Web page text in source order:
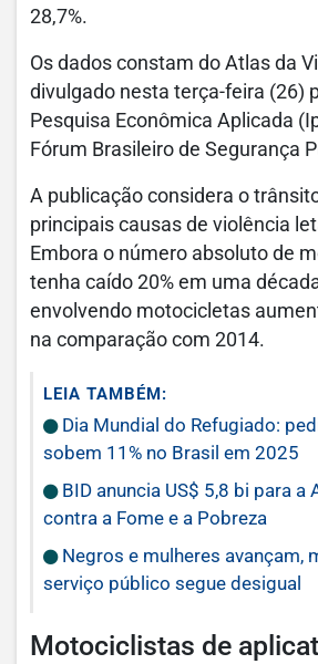
28,7%.
Os dados constam do Atlas da
divulgado nesta terça-feira (26)
Pesquisa Econômica Aplicada
Fórum Brasileiro de Segurança
A publicação considera o
principais causas de violência
Embora o número absoluto de
tenha caído 20% em uma
envolvendo motocicletas
na comparação com 2014.
LEIA TAMBÉM:
Dia Mundial do Refugiado:
sobem 11% no Brasil em 2025
BID anuncia US$ 5,8 bi para a
contra a Fome e a Pobreza
Negros e mulheres avançam,
serviço público segue desigual
Motociclistas de